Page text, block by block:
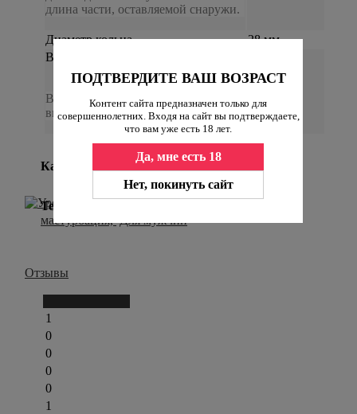
ПОДТВЕРДИТЕ ВАШ ВОЗРАСТ
Контент сайта предназначен только для
совершеннолетних. Входя на сайт вы подтверждаете,
что вам уже есть 18 лет.
Да, мне есть 18
Нет, покинуть сайт
длина части, оставляемой снаружи.
Диаметр кольца
28 мм
Вес в упаковке:
Вес товара в полном комплекте,
вместе с штатной упаковкой
Категории: Уретральные плаги
Теги:
мастурбация, Для мужчин
Отзывы
1
0
0
0
0
1